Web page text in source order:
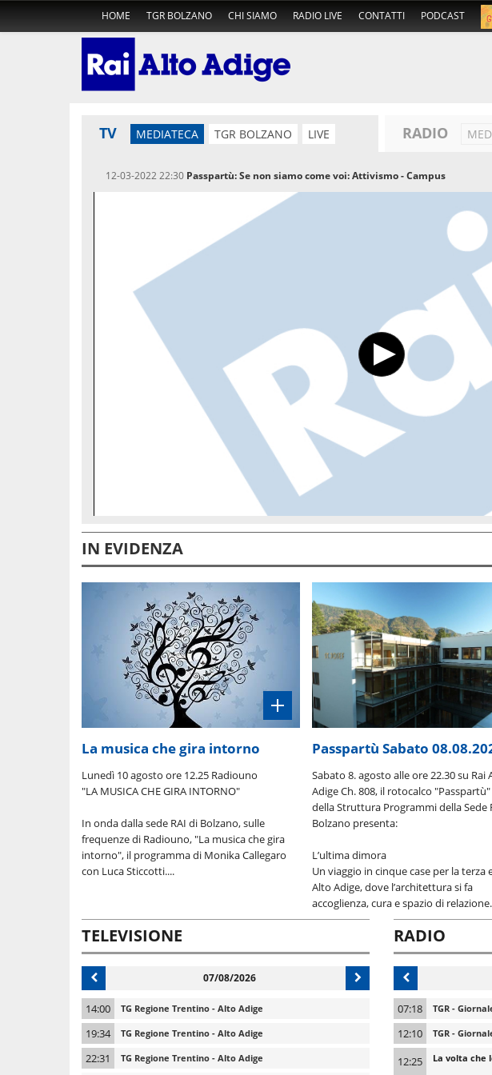
HOME TGR BOLZANO CHI SIAMO RADIO LIVE CONTATTI PODCAST
TV MEDIATECA TGR BOLZANO LIVE RADIO
12-03-2022 22:30 Passpartù: Se non siamo come voi: Attivismo - Campus
IN EVIDENZA
La musica che gira intorno
Lunedì 10 agosto ore 12.25 Radiouno
"LA MUSICA CHE GIRA INTORNO"
In onda dalla sede RAI di Bolzano, sulle
frequenze di Radiouno, "La musica che gira
intorno", il programma di Monika Callegaro
con Luca Sticcotti....
Passpartù Sabato
Sabato 8. agosto alle ore 22.30 su Rai
Adige Ch. 808, il rotocalco
della Struttura Programmi della Sede
Bolzano presenta:
L’ultima dimora
Un viaggio in cinque case per la terza
Alto Adige, dove l’architettura si fa
accoglienza, cura e spazio di
TELEVISIONE
07/08/2026
14:00 TG Regione Trentino - Alto Adige
19:34 TG Regione Trentino - Alto Adige
22:31 TG Regione Trentino - Alto Adige
RADIO
07:18 TGR -
12:10 TGR -
12:25 La volta che